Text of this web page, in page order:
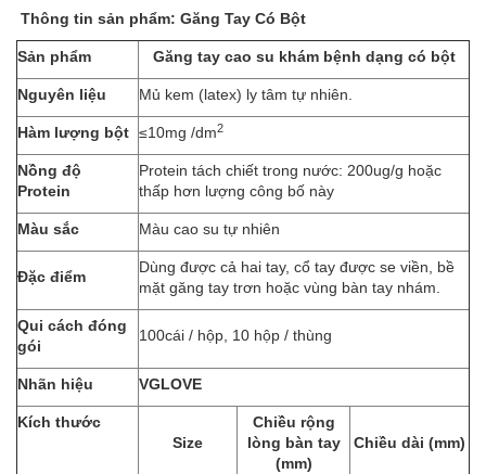
Thông tin sản phẩm: Găng Tay Có Bột
Sản phẩm Găng tay cao su khám bệnh dạng có bột
Nguyên liệu Mủ kem (latex) ly tâm tự nhiên.
Hàm lượng bột ≤10mg /dm2
Nồng độ
Protein
Protein tách chiết trong nước: 200ug/g hoặc
thấp hơn lượng công bố này
Màu sắc Màu cao su tự nhiên
Đặc điểm
Dùng được cả hai tay, cổ tay được se viền, bề
mặt găng tay trơn hoặc vùng bàn tay nhám.
Qui cách đóng
gói
100cái / hộp, 10 hộp / thùng
Nhãn hiệu VGLOVE
Kích thước
Size
Chiều rộng
lòng bàn tay
(mm)
Chiều dài (mm)